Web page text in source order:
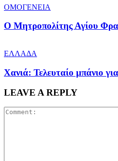
ΟΜΟΓΕΝΕΙΑ
Ο Μητροπολίτης Αγίου
ΕΛΛΑΔΑ
Χανιά: Τελευταίο μπάνιο
LEAVE A REPLY